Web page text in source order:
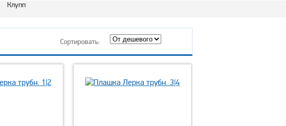
Клупп
Сортировать: